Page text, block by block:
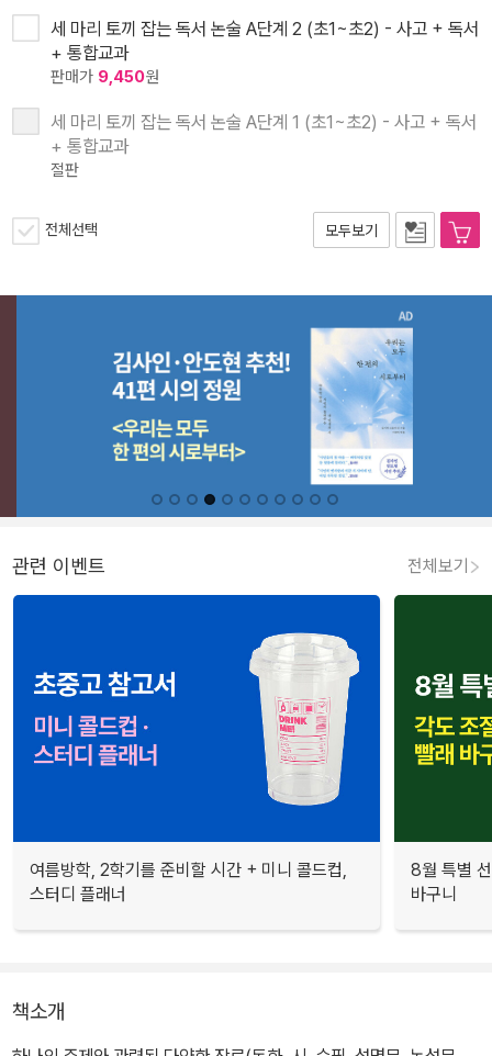
세 마리 토끼 잡는 독서 논술 A단계 2 (초1~초2) - 사고 + 독서
+ 통합교과
판매가 9,450원
세 마리 토끼 잡는 독서 논술 A단계 1 (초1~초2) - 사고 + 독서
+ 통합교과
절판
전체선택 모두보기
관련 이벤트 전체보기
여름방학, 2학기를 준비할 시간 + 미니 콜드컵,
스터디 플래너
8월 특별
바구니
책소개